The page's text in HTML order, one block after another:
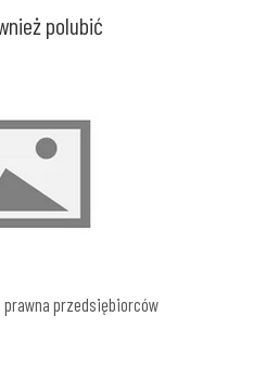
polubić
prawna przedsiębiorców